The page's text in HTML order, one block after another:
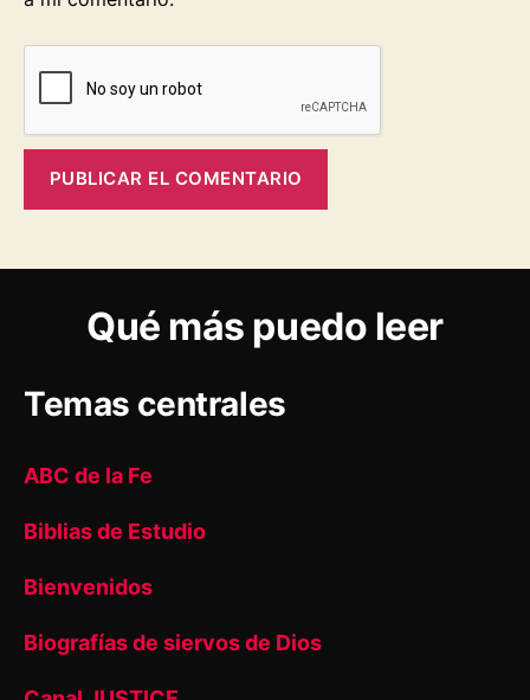
Qué más puedo leer
Temas centrales
ABC de la Fe
Biblias de Estudio
Bienvenidos
Biografías de siervos de Dios